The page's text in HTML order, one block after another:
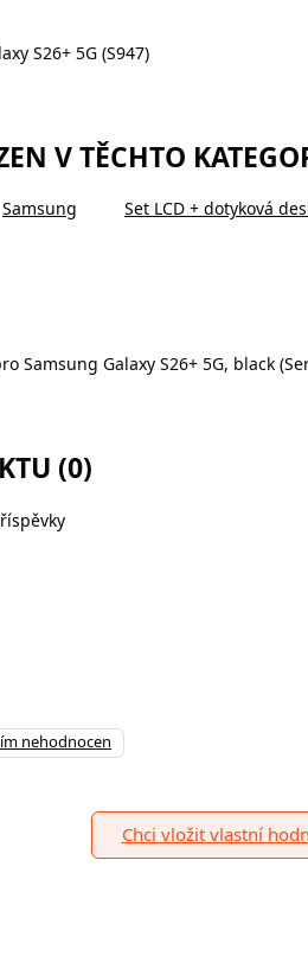
S26+ 5G (S947)
V TĚCHTO
Samsung Set LCD + dotyková
Samsung Galaxy S26+ 5G, black
(0)
nehodnocen
Chci vložit vlastní